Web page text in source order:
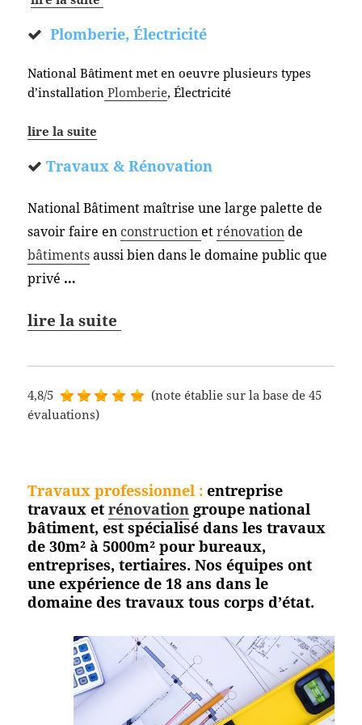
Plomberie, Électricité
National Bâtiment met en oeuvre plusieurs types
d’installation Plomberie, Électricité
lire la suite
Travaux & Rénovation
National Bâtiment maîtrise une large palette de
savoir faire en construction etrénovationde
bâtimentsaussi bien dans le domaine public que
privé …
lire la suite
4,8/5
(note établie sur la base de 45
évaluations)
Travaux professionnel : entreprise
travaux etrénovation groupe national
bâtiment, est spécialisé dans les travaux
de 30m² à 5000m² pour bureaux,
entreprises, tertiaires. Nos équipes ont
une expérience de 18 ans dans le
domaine des travaux tous corpsd’état.